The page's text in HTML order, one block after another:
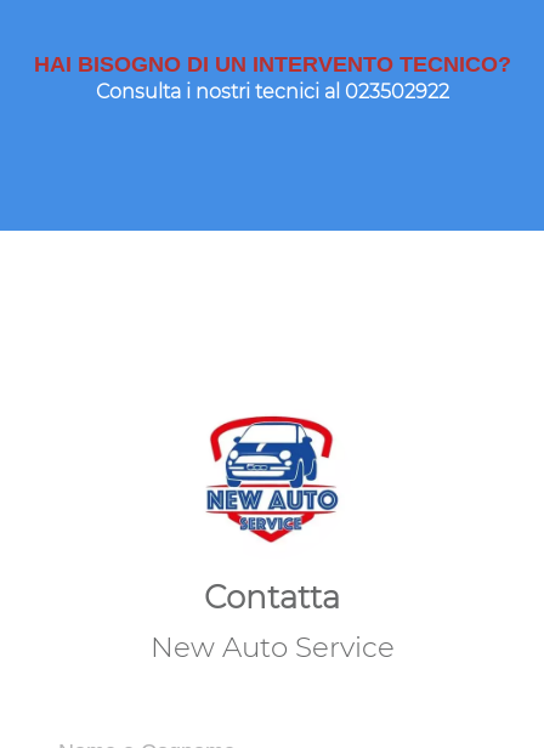
HAI BISOGNO DI UN INTERVENTO TECNICO?
Consulta i nostri tecnici al 023502922
Contatta
New Auto Service